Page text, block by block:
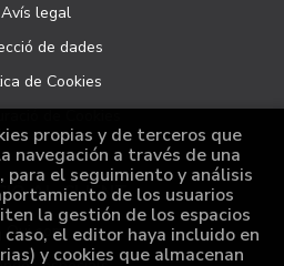
Avís legal
de dades
de Cookies
de Cookies
AL CLIENT
Qui som
propias y de terceros que
navegación a través de una
para el seguimiento y análisis
de los usuarios
la gestión de los espacios
el editor haya incluido en
y cookies que almacenan